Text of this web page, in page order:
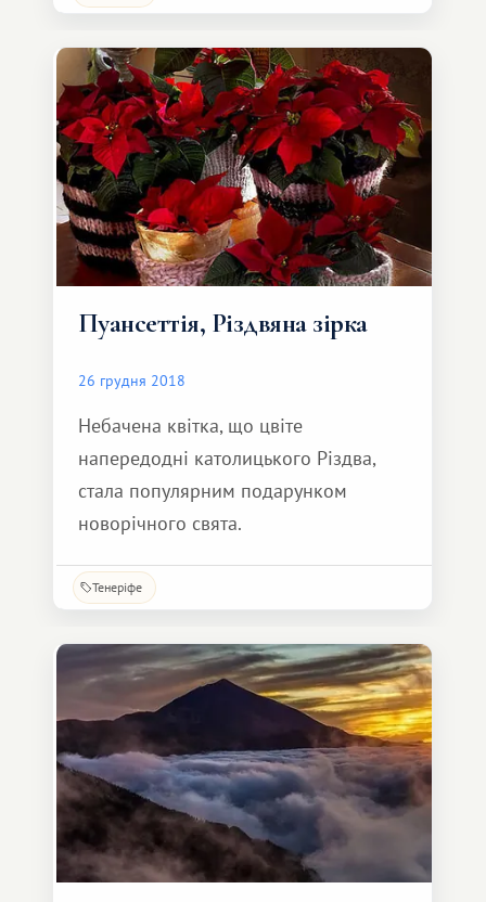
Пуансеттія, Різдвяна зірка
26 грудня 2018
Небачена квітка, що цвіте
напередодні католицького Різдва,
стала популярним подарунком
новорічного свята.
Тенеріфе